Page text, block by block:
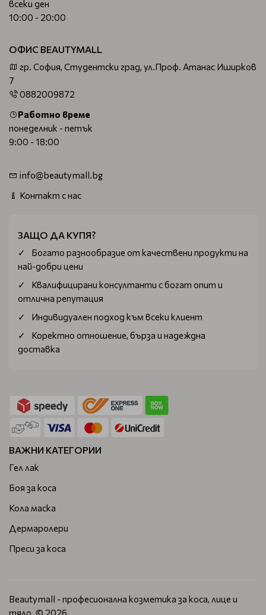
всеки ден
10:00 - 20:00
ОФИС BEAUTYMALL
гр. София, Студентски град, ул.Проф. Атанас Иширков
7
0882009872
Работно време
понеделник - петък
9:00 - 18:00
info@beautymall.bg
Контакт с нас
ЗАЩО ДА КУПЯ?
Богатo разнообразие от качествени продукти на
най-добри цени
Квалифицирани консултанти с богат опит и
отлична репутация
Индивидуален подход към всеки клиент
Коректно отношение, бърза и надеждна
доставка
ВАЖНИ КАТЕГОРИИ
Гел лак
Боя за коса
Кола маска
Дермаролери
Преси за коса
Beautymall - професионална козметика за коса, лице и
тяло. © 2026